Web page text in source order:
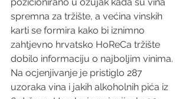
spremna za tržište, a većina vinskih
karti se formira kako bi iznimno
zahtjevno hrvatsko HoReCa tržište
dobilo informaciju o najboljim vinima.
Na ocjenjivanje je pristiglo 287
uzoraka vina i jakih alkoholnih pića iz